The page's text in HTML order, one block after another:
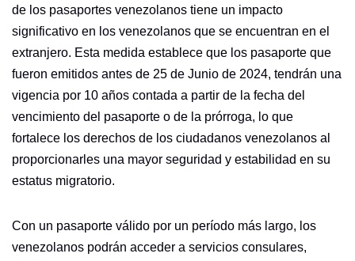
de los pasaportes venezolanos tiene un impacto
significativo en los venezolanos que se encuentran en el
extranjero. Esta medida establece que los pasaporte que
fueron emitidos antes de 25 de Junio de 2024, tendrán una
vigencia por 10 años contada a partir de la fecha del
vencimiento del pasaporte o de la prórroga, lo que
fortalece los derechos de los ciudadanos venezolanos al
proporcionarles una mayor seguridad y estabilidad en su
estatus migratorio.
Con un pasaporte válido por un período más largo, los
venezolanos podrán acceder a servicios consulares,